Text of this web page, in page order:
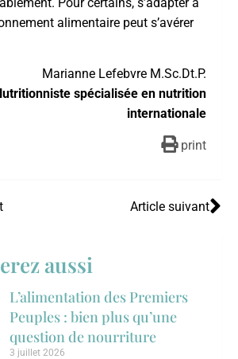
alimentaire peut s’avérer
Marianne Lefebvre M.Sc.Dt.P.
spécialisée en nutrition
internationale
print
Article suivant
aussi
L’alimentation des Premiers
Peuples : bien plus qu’une
question de nourriture
3 juillet 2026